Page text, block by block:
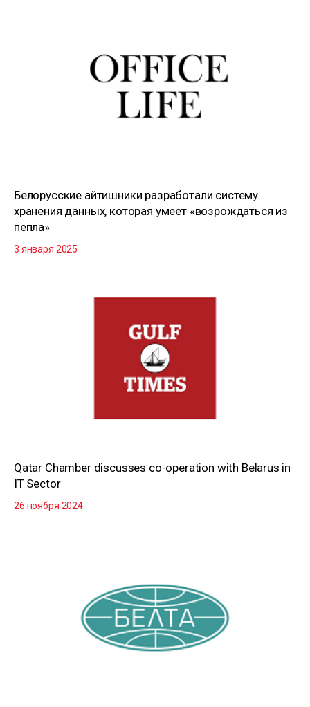
Белорусские айтишники разработали систему
хранения данных, которая умеет «возрождаться из
пепла»
3 января 2025
Qatar Chamber discusses co-operation with Belarus in
IT Sector
26 ноября 2024